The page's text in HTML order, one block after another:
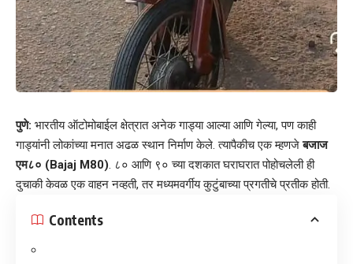
पुणे: भारतीय ऑटोमोबाईल क्षेत्रात अनेक गाड्या आल्या आणि गेल्या, पण काही
गाड्यांनी लोकांच्या मनात अढळ स्थान निर्माण केले. त्यापैकीच एक म्हणजेबजाज
एम८० (Bajaj M80). ८० आणि ९० च्या दशकात घराघरात पोहोचलेली ही
दुचाकी केवळ एक वाहन नव्हती, तर मध्यमवर्गीय कुटुंबाच्या प्रगतीचे प्रतीक होती.
Contents